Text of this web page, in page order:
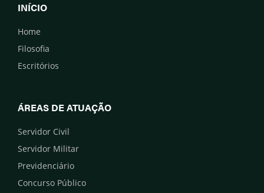
INÍCIO
Home
Filosofia
Escritórios
ÁREAS DE ATUAÇÃO
Servidor Civil
Servidor Militar
Previdenciário
Concurso Público